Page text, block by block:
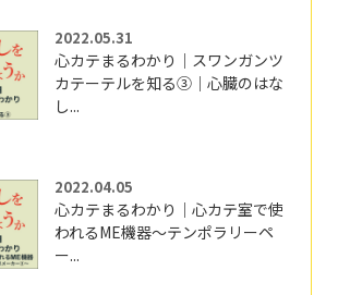
2022.05.31
心カテまるわかり｜スワンガンツ
カテーテルを知る③｜心臓のはな
し...
2022.04.05
心カテまるわかり｜心カテ室で使
われるME機器～テンポラリーペ
ー...